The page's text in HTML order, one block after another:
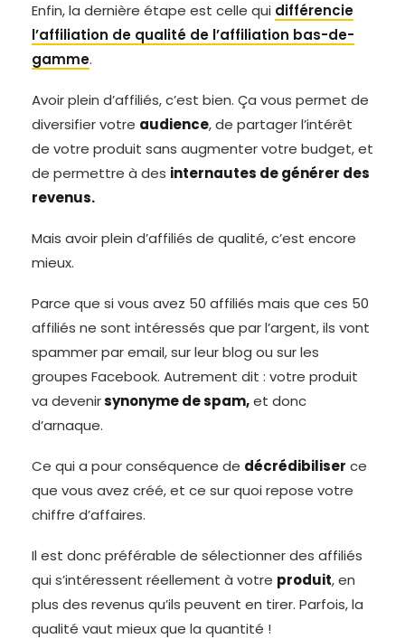
Enfin, la dernière étape est celle qui différencie
l’affiliation de qualité de l’affiliation bas-de-
gamme.
Avoir plein d’affiliés, c’est bien. Ça vous permet de
diversifier votre audience, de partager l’intérêt
de votre produit sans augmenter votre budget, et
de permettre à des internautes de générer des
revenus.
Mais avoir plein d’affiliés de qualité, c’est encore
mieux.
Parce que si vous avez 50 affiliés mais que ces 50
affiliés ne sont intéressés que par l’argent, ils vont
spammer par email, sur leur blog ou sur les
groupes Facebook. Autrement dit : votre produit
va devenirsynonyme de spam,et donc
d’arnaque.
Ce qui a pour conséquence de décrédibiliser ce
que vous avez créé, et ce sur quoi repose votre
chiffre d’affaires.
Il est donc préférable de sélectionner des affiliés
qui s’intéressent réellement à votre produit, en
plus des revenus qu’ils peuvent en tirer. Parfois, la
qualité vaut mieux que la quantité !